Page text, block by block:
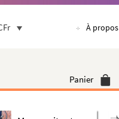
À propos
Panier